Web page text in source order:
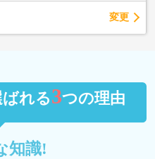
変更
れる3つの理由
知識!